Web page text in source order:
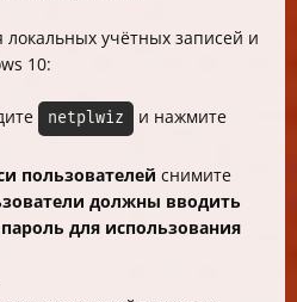
локальных учётных записей и
10:
netplwiz
и нажмите
пользователей снимите
должны вводить
для использования